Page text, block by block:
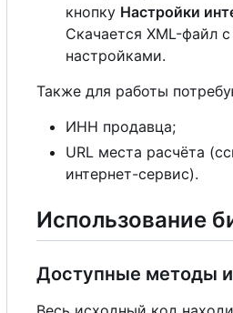
кнопку Настройки
Скачается XML-файл
настройками.
Также для работы
ИНН продавца;
URL места расчёта
интернет-сервис).
Использование
Доступные методы